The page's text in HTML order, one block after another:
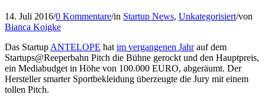
14. Juli 2016/0 Kommentare/in Startup News, Unkategorisiert/von
Bianca Koigke
Das Startup ANTELOPE hat im vergangenen Jahrauf dem
Startups@Reeperbahn Pitch die Bühne gerockt und den Hauptpreis,
ein Mediabudget in Höhe von 100.000 EURO, abgeräumt. Der
Hersteller smarter Sportbekleidung überzeugte die Jury mit einem
tollen Pitch.